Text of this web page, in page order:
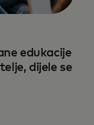
edukacije
dijele se